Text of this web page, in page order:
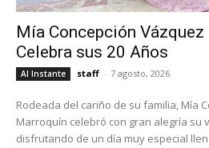
Mía Concepción
Celebra sus 20 Años
Al Instante staff - 7 agosto, 2026
Rodeada del cariño de su familia, Mía
Marroquín celebró con gran alegría su
disfrutando de un día muy especial